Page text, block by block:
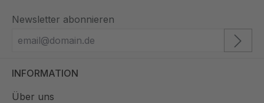
Newsletter abonnieren
INFORMATION
Über uns